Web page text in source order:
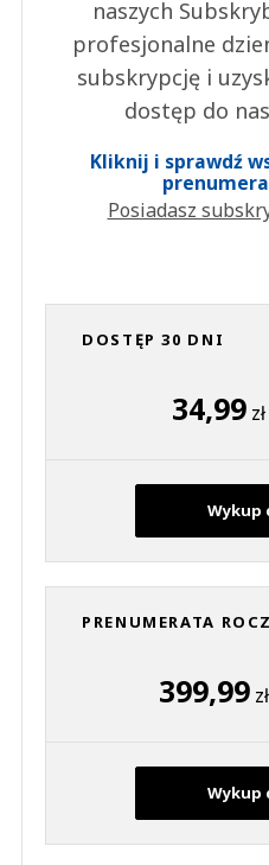
naszych
profesjonalne
subskrypcję i
dostęp do
Kliknij i sprawdź
Posiadasz
DOSTĘP 30 DNI
34,99
Wykup
PRENUMERATA
399,99
Wykup